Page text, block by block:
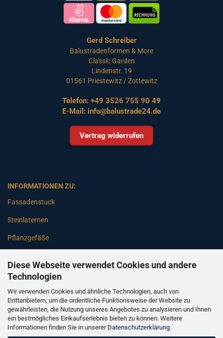
Diese Webseite verwendet Cookies und andere
Technologien
Wir verwenden Cookies und ähnliche Technologien, auch von
Drittanbietern, um die ordentliche Funktionsweise der Website zu
gewährleisten, die Nutzung unseres Angebotes zu analysieren und Ihnen
ein bestmögliches Einkaufserlebnis bieten zu können. Weitere
Informationen finden Sie in unserer Datenschutzerklärung.
Gerd Schreiber
Balustradenformen & More
Classic Garden
Lindenstr. 19
01561 Priestewitz / Zottewitz
Telefon: +49 3526 755 90 49
E-Mail: info@balustrade24.de
Vertrag widerrufen
INFORMATIONEN ZU:
Fassadenstuck
Steinlaternen
Pflanzgefäße
Gartenbänke
Pfeiler
Gartenbrunnen
Gartenfiguren